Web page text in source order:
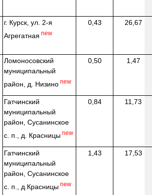
г. Курск, ул. 2-я
Агрегатная new
0,43 26,67
Ломоносовский
муниципальный
район, д. Низино new
0,50 1,47
Гатчинский
муниципальный
район, Сусанинское
с. п., д. Красницы new
0,84 11,73
Гатчинский
муниципальный
район, Сусанинское
с. п., д.Красницы new
1,43 17,53